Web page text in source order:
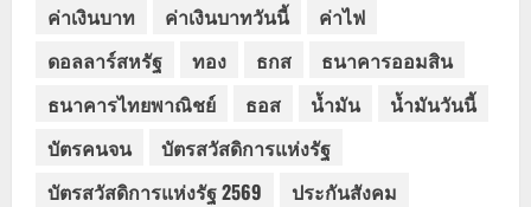
ค่าเงินบาท
ค่าเงินบาทวันนี้
ค่าไฟ
ดอลลาร์สหรัฐ
ทอง ธกส
ธนาคารออมสิน
ธนาคารไทยพาณิชย์
ธอส น้ำมัน
น้ำมันวันนี้
บัตรคนจน
บัตรสวัสดิการแห่งรัฐ
บัตรสวัสดิการแห่งรัฐ 2569
ประกันสังคม